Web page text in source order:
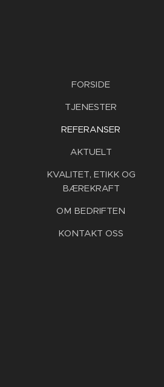
FORSIDE
TJENESTER
REFERANSER
AKTUELT
KVALITET, ETIKK OG
BÆREKRAFT
OM BEDRIFTEN
KONTAKT OSS